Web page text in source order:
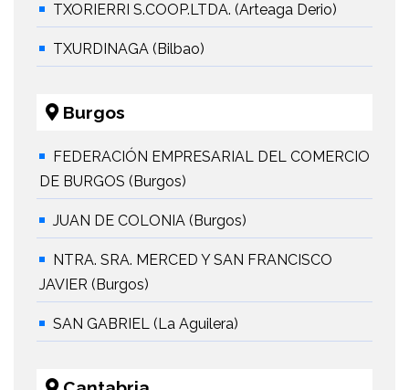
TXORIERRI S.COOP.LTDA. (Arteaga Derio)
TXURDINAGA (Bilbao)
Burgos
FEDERACIÓN EMPRESARIAL DEL COMERCIO
DE BURGOS (Burgos)
JUAN DE COLONIA (Burgos)
NTRA. SRA. MERCED Y SAN FRANCISCO
JAVIER (Burgos)
SAN GABRIEL (La Aguilera)